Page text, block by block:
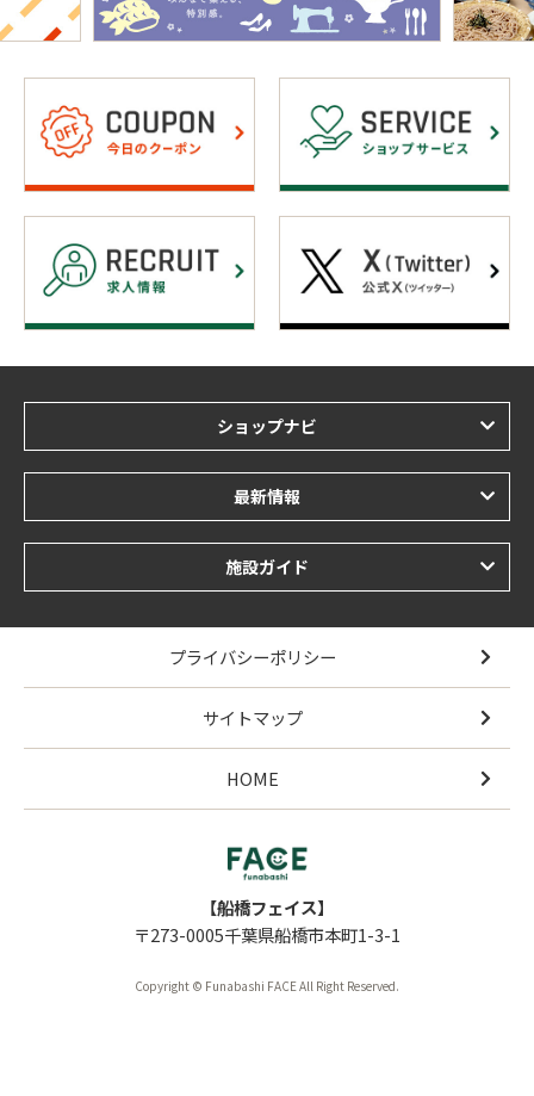
ショップナビ
最新情報
施設ガイド
プライバシーポリシー
サイトマップ
HOME
【船橋フェイス】
〒273-0005千葉県船橋市本町1-3-1
Copyright © Funabashi FACE All Right Reserved.